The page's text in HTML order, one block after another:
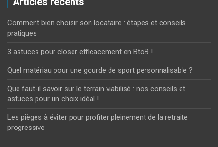
Comment bien choisir son locataire : étapes et conseils
pratiques
3 astuces pour closer efficacement en BtoB !
Quel matériau pour une gourde de sport personnalisable ?
Que faut-il savoir sur le terrain viabilisé : nos conseils et
astuces pour un choix idéal !
Les pièges à éviter pour profiter pleinement de la retraite
progressive